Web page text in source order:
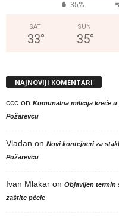
35%
SAT
33°
SUN
35°
NAJNOVIJI KOMENTARI
ccc on Komunalna milicija kreće
Požarevcu
Vladan on Novi kontejneri za
Požarevcu
Ivan Mlakar on Objavljen termin
zaštite pčele